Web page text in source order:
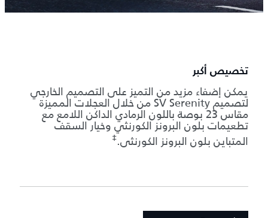
تخصيص أكبر
يمكن إضفاء مزيد من التميز على التصميم الخارجي
لتصميم SV Serenity من خلال العجلات المميزة
مقاس 23 بوصة باللون الرمادي الداكن اللامع مع
تطعيمات بلون البرونز الكورنثي وخيار السقف
المتباين بلون البرونز الكورنثي.‡